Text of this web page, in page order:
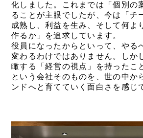
化しました。これまでは「個別の
ることが主眼でしたが、今は「チ
成熟し、利益を生み、そして何よ
作るか」を追求しています。
役員になったからといって、やる
変わるわけではありません。しか
瞰する「経営の視点」を持ったこ
という会社そのものを、世の中か
ンドへと育てていく面白さを感じ